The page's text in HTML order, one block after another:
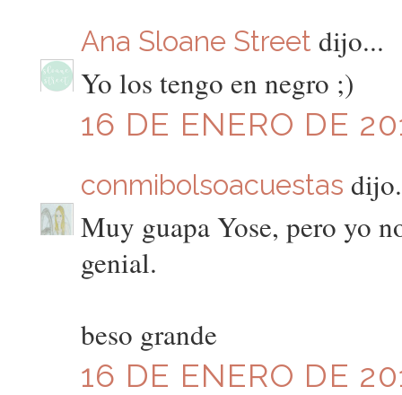
Ana Sloane Street dijo...
Yo los tengo en negro ;)
16 DE ENERO DE
conmibolsoacuestas
Muy guapa Yose, pero yo
genial.
beso grande
16 DE ENERO DE